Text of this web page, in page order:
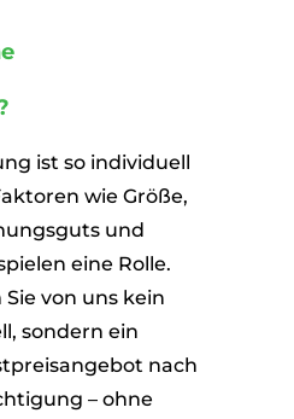
ist so individuell
wie Größe,
und
eine Rolle.
von uns kein
sondern ein
nach
– ohne